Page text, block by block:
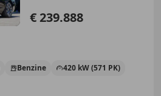
€ 239.888
Benzine 420 kW (571 PK)